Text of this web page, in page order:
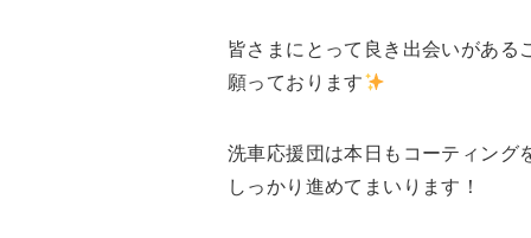
皆さまにとって良き出会いがある
願っております
洗車応援団は本日もコーティング
しっかり進めてまいります！